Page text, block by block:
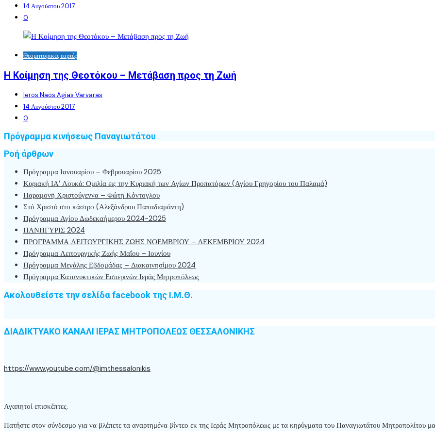
14 Αυγούστου 2017
0
Θεομητορικές εορτές
Η Κοίμηση της Θεοτόκου – Μετάβαση προς τη Ζωή
Ieros Naos Agias Varvaras
14 Αυγούστου 2017
0
Πρόγραμμα κινήσεως Παναγιωτάτου
Ροή άρθρων
Πρόγραμμα Ιανουαρίου – Φεβρουαρίου 2025
Κυριακή ΙΑ’ Λουκά: Ομιλία εις την Κυριακή των Αγίων Προπατόρων (Αγίου Γρηγορίου του Παλαμά)
Παραμονὴ Χριστούγεννα – Φώτη Κόντογλου
Στό Χριστό στο κάστρο (Αλεξάνδρου Παπαδιαμάντη)
Πρόγραμμα Αγίου Δωδεκαήμερου 2024-2025
ΠΑΝΗΓΥΡΙΣ 2024
ΠΡΟΓΡΑΜΜΑ ΛΕΙΤΟΥΡΓΙΚΗΣ ΖΩΗΣ ΝΟΕΜΒΡΙΟΥ – ΔΕΚΕΜΒΡΙΟΥ 2024
Πρόγραμμα Λειτουργικής Ζωής Μαΐου – Ιουνίου
Πρόγραμμα Μεγάλης Εβδομάδας – Διακαινησίμου 2024
Πρόγραμμα Κατανυκτικών Εσπερινών Ιεράς Μητροπόλεως
Ακολουθείστε την σελίδα facebook της Ι.Μ.Θ.
ΔΙΑΔΙΚΤΥΑΚΟ ΚΑΝΑΛΙ ΙΕΡΑΣ ΜΗΤΡΟΠΟΛΕΩΣ ΘΕΣΣΑΛΟΝΙΚΗΣ
https://www.youtube.com/@imthessalonikis
Αγαπητοί επισκέπτες.
Πατήστε στον σύνδεσμο για να βλέπετε τα αναρτημένα βίντεο εκ της Ιεράς Μητροπόλεως με τα κηρύγματα του Παναγιωτάτου Μητροπολίτου